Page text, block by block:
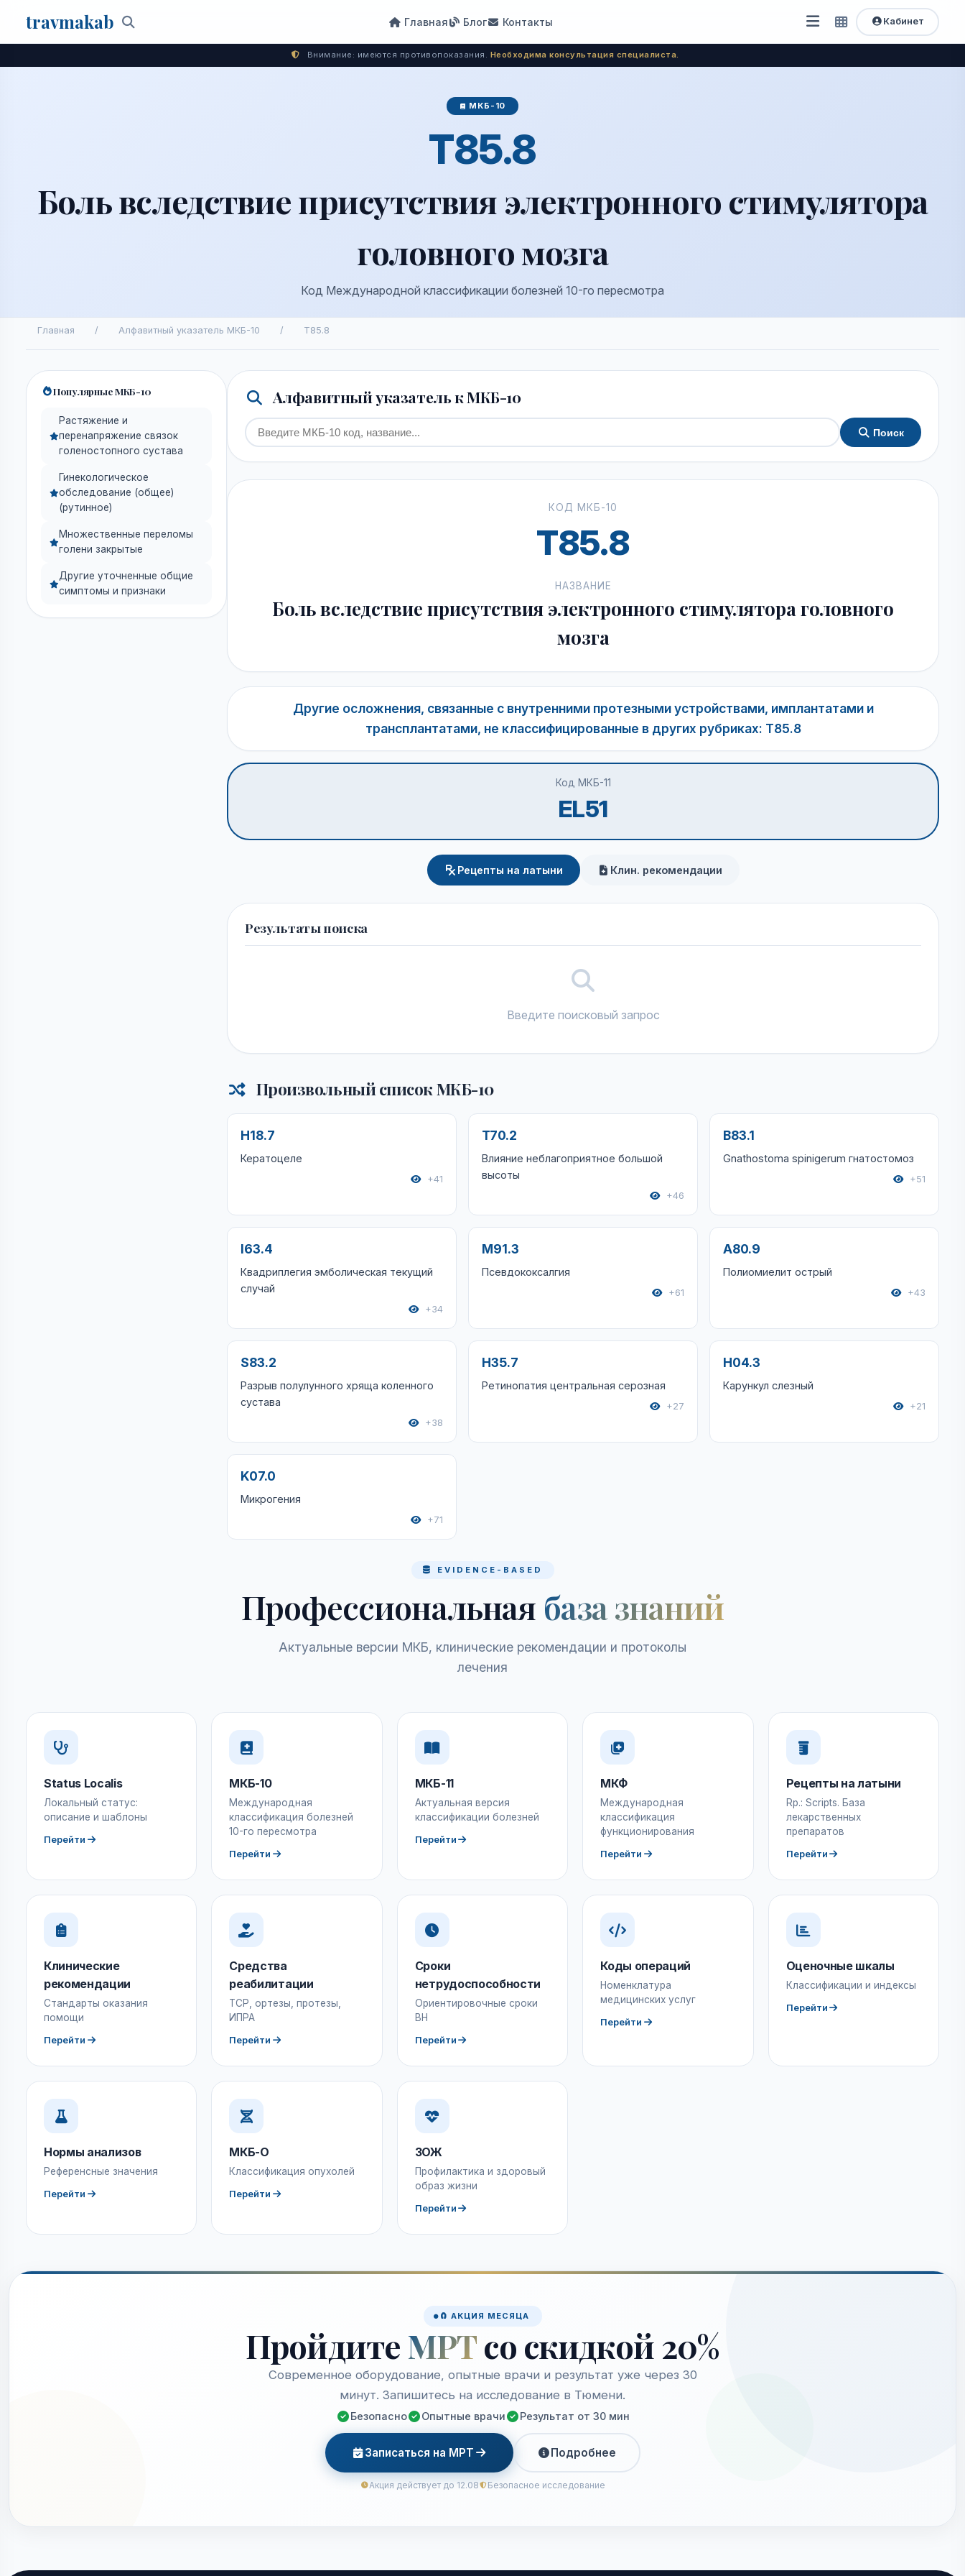
travmakab Поиск
Главная Блог Контакты
Открыть
меню
Быстрый
доступ
Кабинет
Внимание: имеются противопоказания. Необходима консультация специалиста.
МКБ-10
T85.8
Боль вследствие присутствия электронного стимулятора
головного мозга
Код Международной классификации болезней 10-го пересмотра
Главная / Алфавитный указатель МКБ-10 / T85.8
Популярные МКБ-10
Растяжение и
перенапряжение связок
голеностопного сустава
Гинекологическое
обследование (общее)
(рутинное)
Множественные переломы
голени закрытые
Другие уточненные общие
симптомы и признаки
Алфавитный указатель к МКБ-10
Поиск
КОД МКБ-10
T85.8
НАЗВАНИЕ
Боль вследствие присутствия электронного стимулятора головного
мозга
Другие осложнения, связанные с внутренними протезными устройствами, имплантатами и
трансплантатами, не классифицированные в других рубриках: T85.8
Код МКБ-11
EL51
Рецепты на латыни Клин. рекомендации
Результаты поиска
Введите поисковый запрос
Произвольный список МКБ-10
H18.7
Кератоцеле
+41
T70.2
Влияние неблагоприятное большой
высоты
+46
B83.1
Gnathostoma spinigerum гнатостомоз
+51
I63.4
Квадриплегия эмболическая текущий
случай
+34
M91.3
Псевдококсалгия
+61
A80.9
Полиомиелит острый
+43
S83.2
Разрыв полулунного хряща коленного
сустава
+38
H35.7
Ретинопатия центральная серозная
+27
H04.3
Карункул слезный
+21
K07.0
Микрогения
+71
EVIDENCE-BASED
Профессиональная база знаний
Актуальные версии МКБ, клинические рекомендации и протоколы
лечения
Status Localis
Локальный статус:
описание и шаблоны
Перейти
МКБ-10
Международная
классификация болезней
10-го пересмотра
Перейти
МКБ-11
Актуальная версия
классификации болезней
Перейти
МКФ
Международная
классификация
функционирования
Перейти
Рецепты на латыни
Rp.: Scripts. База
лекарственных
препаратов
Перейти
Клинические
рекомендации
Стандарты оказания
помощи
Перейти
Средства
реабилитации
ТСР, ортезы, протезы,
ИПРА
Перейти
Сроки
нетрудоспособности
Ориентировочные сроки
ВН
Перейти
Коды операций
Номенклатура
медицинских услуг
Перейти
Оценочные шкалы
Классификации и индексы
Перейти
Нормы анализов
Референсные значения
Перейти
МКБ-О
Классификация опухолей
Перейти
ЗОЖ
Профилактика и здоровый
образ жизни
Перейти
🧲 АКЦИЯ МЕСЯЦА
Пройдите МРТсо скидкой 20%
Современное оборудование, опытные врачи и результат уже через 30
минут. Запишитесь на исследование в Тюмени.
Безопасно Опытные врачи Результат от 30 мин
Записаться на МРТ Подробнее
Акция действует до 12.08 Безопасное исследование